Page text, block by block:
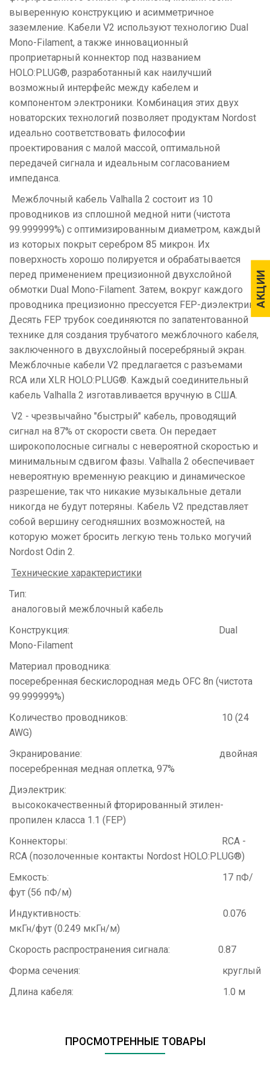
АКЦИИ
АКЦИИ
выверенную конструкцию и асимметричное
заземление. Кабели V2 используют технологию Dual
Mono-Filament, а также инновационный
проприетарный коннектор под названием
HOLO:PLUG®, разработанный как наилучший
возможный интерфейс между кабелем и
компонентом электроники. Комбинация этих двух
новаторских технологий позволяет продуктам Nordost
идеально соответствовать философии
проектирования с малой массой, оптимальной
передачей сигнала и идеальным согласованием
импеданса.
Межблочный кабель Valhalla 2 состоит из 10
проводников из сплошной медной нити (чистота
99.999999%) с оптимизированным диаметром, каждый
из которых покрыт серебром 85 микрон. Их
поверхность хорошо полируется и обрабатывается
перед применением прецизионной двухслойной
обмотки Dual Mono-Filament. Затем, вокруг каждого
проводника прецизионно прессуется FEP-диэлектрик.
Десять FEP трубок соединяются по запатентованной
технике для создания трубчатого межблочного кабеля,
заключенного в двухслойный посеребряный экран.
Межблочные кабели V2 предлагается с разъемами
RCA или XLR HOLO:PLUG®. Каждый соединительный
кабель Valhalla 2 изготавливается вручную в США.
V2 - чрезвычайно "быстрый" кабель, проводящий
сигнал на 87% от скорости света. Он передает
широкополосные сигналы с невероятной скоростью и
минимальным сдвигом фазы. Valhalla 2 обеспечивает
невероятную временную реакцию и динамическое
разрешение, так что никакие музыкальные детали
никогда не будут потеряны. Кабель V2 представляет
собой вершину сегодняшних возможностей, на
которую может бросить легкую тень только могучий
Nordost Odin 2.
Технические характеристики
Тип:
аналоговый межблочный кабель
Конструкция: Dual
Mono-Filament
Материал проводника:
посеребренная бескислородная медь ОFС 8n (чистота
99.999999%)
Количество проводников: 10 (24
AWG)
Экранирование: двойная
посеребренная медная оплетка, 97%
Диэлектрик:
высококачественный фторированный этилен-
пропилен класса 1.1 (FEP)
Коннекторы: RCA -
RCA (позолоченные контакты Nordost HOLO:PLUG®)
Емкость: 17 пФ/
фут (56 пФ/м)
Индуктивность: 0.076
мкГн/фут (0.249 мкГн/м)
Скорость распространения сигнала: 0.87
Форма сечения: круглый
Длина кабеля: 1.0 м
ПРОСМОТРЕННЫЕ ТОВАРЫ